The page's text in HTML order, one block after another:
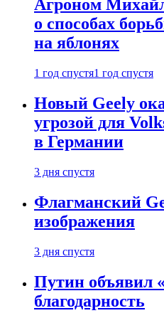
Агроном
о способах
на яблонях
1 год спустя1 год спустя
Новый Geely
угрозой для
в Германии
3 дня спустя
Флагманский
изображения
3 дня спустя
Путин объявил
благодарность